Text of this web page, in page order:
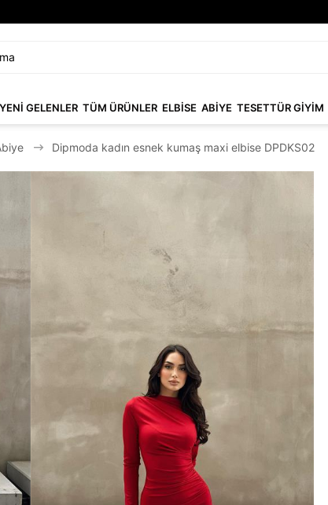
YENİ GELENLER TÜM ÜRÜNLER ELBİSE ABİYE TESETTÜR GİYİM
Dipmoda kadın esnek kumaş maxi elbise DPDKS02